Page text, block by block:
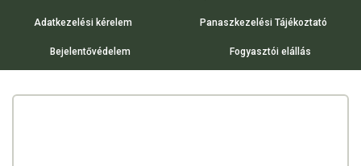
Adatkezelési kérelem Panaszkezelési Tájékoztató
Bejelentővédelem Fogyasztói elállás